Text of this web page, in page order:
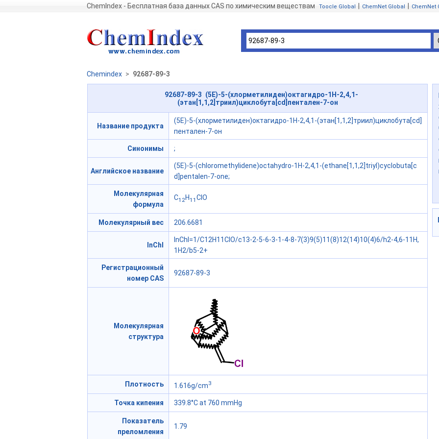
ChemIndex - Бесплатная база данных CAS по химическим веществам Toocle Global ChemNet Global ChemNet
Chemindex > 92687-89-3
92687-89-3 (5E)-5-(хлорметилиден)октагидро-1H-2,4,1-
(этан[1,1,2]триил)циклобута[cd]пентален-7-он
Название продукта
(5E)-5-(хлорметилиден)октагидро-1H-2,4,1-(этан[1,1,2]триил)циклобута[cd]
пентален-7-он
Синонимы ;
Английское название
(5E)-5-(chloromethylidene)octahydro-1H-2,4,1-(ethane[1,1,2]triyl)cyclobuta[c
d]pentalen-7-one;
Молекулярная
формула
C12H11 ClO
Молекулярный вес 206.6681
InChI
InChI=1/C12H11ClO/c13-2-5-6-3-1-4-8-7(3)9(5)11(8)12(14)10(4)6/h2-4,6-11H,
1H2/b5-2+
Регистрационный
номер CAS
92687-89-3
Молекулярная
структура
Плотность 1.616g/cm3
Точка кипения 339.8°C at 760 mmHg
Показатель
преломления
1.79